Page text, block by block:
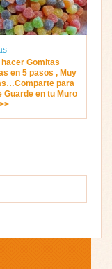
Gomitas
en 5 pasos , Muy
para
Guarde en tu Muro